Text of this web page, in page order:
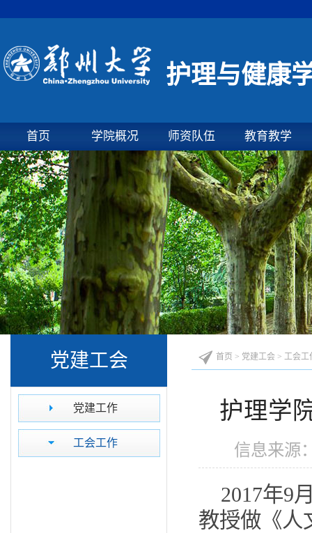
护理与健康
首页 学院概况 师资队伍 教育教学
党建工会
党建工作
工会工作
首页 > 党建工会 > 工会工
护理学
信息来
2017年9
教授做《人